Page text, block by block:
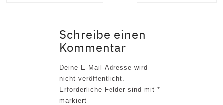
Schreibe einen
Kommentar
Deine E-Mail-Adresse wird
nicht veröffentlicht.
Erforderliche Felder sind mit *
markiert